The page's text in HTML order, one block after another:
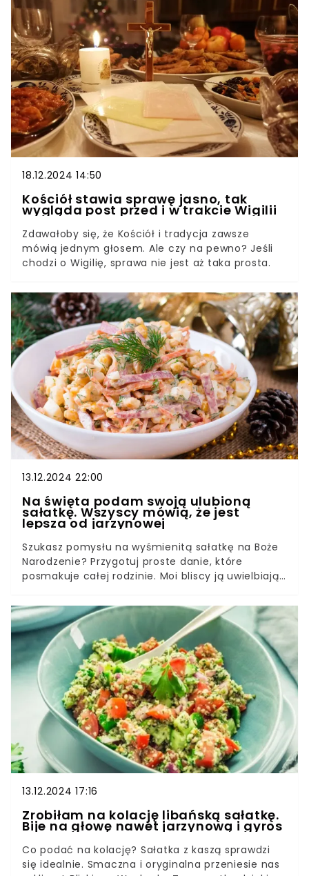
18.12.2024 14:50
Kościół stawia sprawę jasno, tak
wygląda post przed i w trakcie Wigilii
Zdawałoby się, że Kościół i tradycja zawsze
mówią jednym głosem. Ale czy na pewno? Jeśli
chodzi o Wigilię, sprawa nie jest aż taka prosta.
13.12.2024 22:00
Na święta podam swoją ulubioną
sałatkę. Wszyscy mówią, że jest
lepsza od jarzynowej
Szukasz pomysłu na wyśmienitą sałatkę na Boże
Narodzenie? Przygotuj proste danie, które
posmakuje całej rodzinie. Moi bliscy ją uwielbiają i
kultowej jarzynowej.
13.12.2024 17:16
Zrobiłam na kolację libańską sałatkę.
Bije na głowę nawet jarzynową i gyros
Co podać na kolację? Sałatka z kaszą sprawdzi
się idealnie. Smaczna i oryginalna przeniesie nas